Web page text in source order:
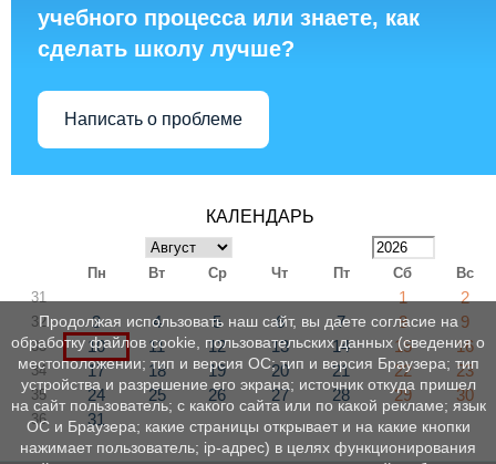
учебного процесса или знаете, как
сделать школу лучше?
Написать о проблеме
КАЛЕНДАРЬ
Пн Вт Ср Чт Пт Сб
Вс
31
1 2
32 3 4 5 6 7 8 9
33 10 11 12 13 14 15 16
34 17 18 19 20 21 22 23
35 24 25 26 27 28 29 30
36 31
Продолжая использовать наш сайт, вы даете согласие на
обработку файлов cookie, пользовательских данных (сведения о
местоположении; тип и версия ОС; тип и версия Браузера; тип
устройства и разрешение его экрана; источник откуда пришел
на сайт пользователь; с какого сайта или по какой рекламе; язык
ОС и Браузера; какие страницы открывает и на какие кнопки
нажимает пользователь; ip-адрес) в целях функционирования